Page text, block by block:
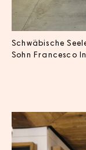
Schwäbische
Sohn Francesco